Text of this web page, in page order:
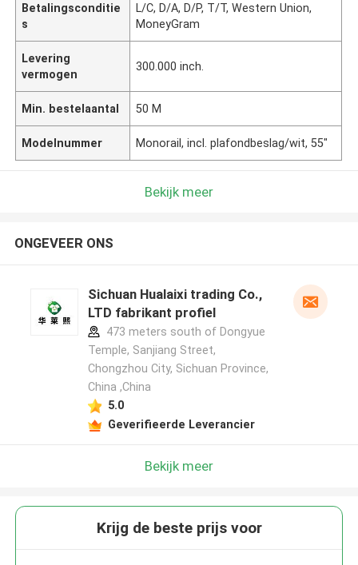
Betalingsconditie
s
L/C, D/A, D/P, T/T, Western Union,
MoneyGram
Levering
vermogen
300.000 inch.
Min. bestelaantal 50 M
Modelnummer Monorail, incl. plafondbeslag/wit, 55"
Bekijk meer
ONGEVEER ONS
Sichuan Hualaixi trading Co.,
LTD fabrikant profiel
473 meters south of Dongyue
Temple, Sanjiang Street,
Chongzhou City, Sichuan Province,
China ,China
5.0
Geverifieerde Leverancier
Bekijk meer
Krijg de beste prijs voor